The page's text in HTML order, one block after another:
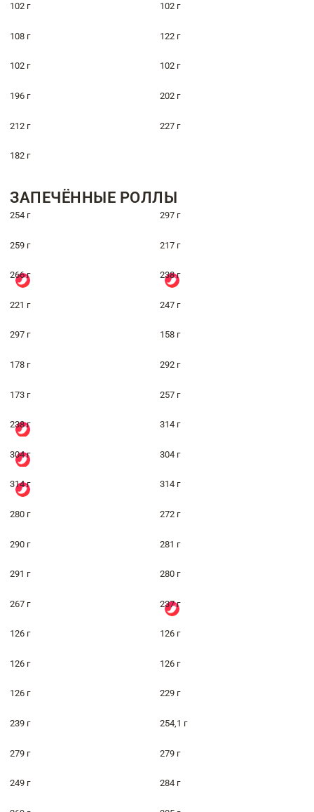
102 г 102 г
108 г 122 г
102 г 102 г
196 г 202 г
212 г 227 г
182 г
ЗАПЕЧЁННЫЕ РОЛЛЫ
254 г 297 г
259 г 217 г
266 г 238 г
221 г 247 г
297 г 158 г
178 г 292 г
173 г 257 г
238 г 314 г
304 г 304 г
314 г 314 г
280 г 272 г
290 г 281 г
291 г 280 г
267 г 237 г
126 г 126 г
126 г 126 г
126 г 229 г
239 г 254,1 г
279 г 279 г
249 г 284 г